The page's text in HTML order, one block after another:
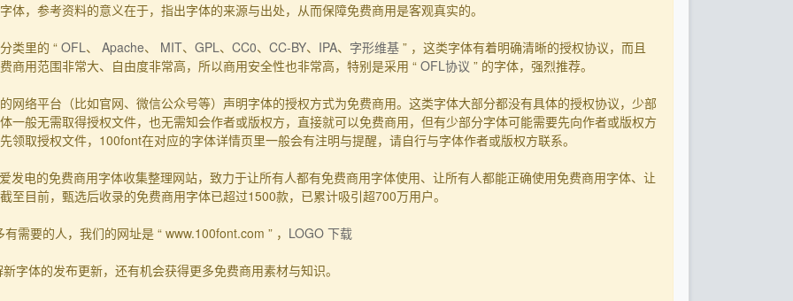
，参考资料的意义在于，指出字体的来源与出处，从而保障免费商用是客观真实的。
类里的 “ OFL、 Apache、 MIT、 GPL、 CC0、 CC-BY、 IPA、 字形维基 ” ，这类字体有着明确清晰的授权协议，而且
商用范围非常大、自由度非常高，所以商用安全性也非常高，特别是采用 “ OFL协议 ” 的字体，强烈推荐。
网络平台（比如官网、微信公众号等）声明字体的授权方式为免费商用。这类字体大部分都没有具体的授权协议，少部
一般无需取得授权文件，也无需知会作者或版权方，直接就可以免费商用，但有少部分字体可能需要先向作者或版权方
领取授权文件，100font在对应的字体详情页里一般会有注明与提醒，请自行与字体作者或版权方联系。
发电的免费商用字体收集整理网站，致力于让所有人都有免费商用字体使用、让所有人都能正确使用免费商用字体、让
至目前，甄选后收录的免费商用字体已超过1500款，已累计吸引超700万用户。
需要的人，我们的网址是 “ www.100font.com ” ， LOGO 下载
字体的发布更新，还有机会获得更多免费商用素材与知识。